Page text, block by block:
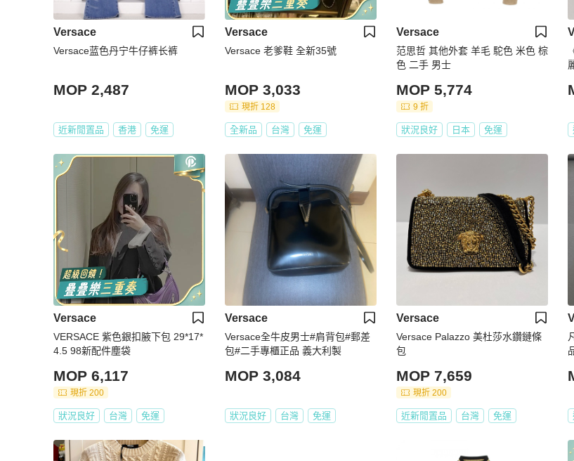
Versace
Versace蓝色丹宁牛仔裤长裤
MOP 2,487
近新閒置品 香港 免運
Versace
Versace 老爹鞋 全新35號
MOP 3,033
現折 128
全新品 台灣 免運
Versace
范思哲 其他外套 羊毛 駝色 米色 棕
色 二手 男士
MOP 5,774
9 折
狀況良好 日本 免運
Versace
VERSACE 紫色銀扣腋下包 29*17*
4.5 98新配件塵袋
MOP 6,117
現折 200
狀況良好 台灣 免運
Versace
Versace全牛皮男士#肩背包#郵差
包#二手專櫃正品 義大利製
MOP 3,084
狀況良好 台灣 免運
Versace
Versace Palazzo 美杜莎水鑽鏈條
包
MOP 7,659
現折 200
近新閒置品 台灣 免運